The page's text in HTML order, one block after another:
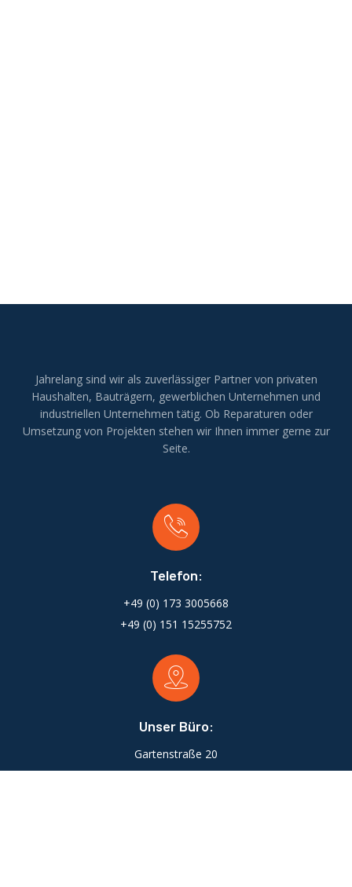
Jahrelang sind wir als zuverlässiger Partner von privaten
Haushalten, Bauträgern, gewerblichen Unternehmen und
industriellen Unternehmen tätig. Ob Reparaturen oder
Umsetzung von Projekten stehen wir Ihnen immer gerne zur
Seite.
Telefon:
+49 (0) 173 3005668
+49 (0) 151 15255752
Unser Büro:
Gartenstraße 20
88630 Pfullendorf